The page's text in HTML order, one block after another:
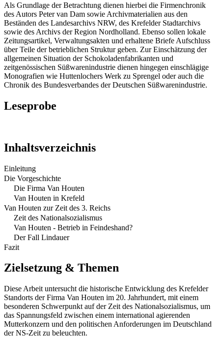
Als Grundlage der Betrachtung dienen hierbei die Firmenchronik
des Autors Peter van Dam sowie Archivmaterialien aus den
Beständen des Landesarchivs NRW, des Krefelder Stadtarchivs
sowie des Archivs der Region Nordholland. Ebenso sollen lokale
Zeitungsartikel, Verwaltungsakten und erhaltene Briefe Aufschluss
über Teile der betrieblichen Struktur geben. Zur Einschätzung der
allgemeinen Situation der Schokoladenfabrikanten und
zeitgenössischen Süßwarenindustrie dienen hingegen einschlägige
Monografien wie Huttenlochers Werk zu Sprengel oder auch die
Chronik des Bundesverbandes der Deutschen Süßwarenindustrie.
Leseprobe
Inhaltsverzeichnis
Einleitung
Die Vorgeschichte
Die Firma Van Houten
Van Houten in Krefeld
Van Houten zur Zeit des 3. Reichs
Zeit des Nationalsozialismus
Van Houten - Betrieb in Feindeshand?
Der Fall Lindauer
Fazit
Zielsetzung & Themen
Diese Arbeit untersucht die historische Entwicklung des Krefelder
Standorts der Firma Van Houten im 20. Jahrhundert, mit einem
besonderen Schwerpunkt auf der Zeit des Nationalsozialismus, um
das Spannungsfeld zwischen einem international agierenden
Mutterkonzern und den politischen Anforderungen im Deutschland
der NS-Zeit zu beleuchten.